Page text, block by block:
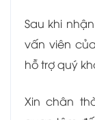
Sau khi
vấn viên
hỗ trợ quý
Xin chân